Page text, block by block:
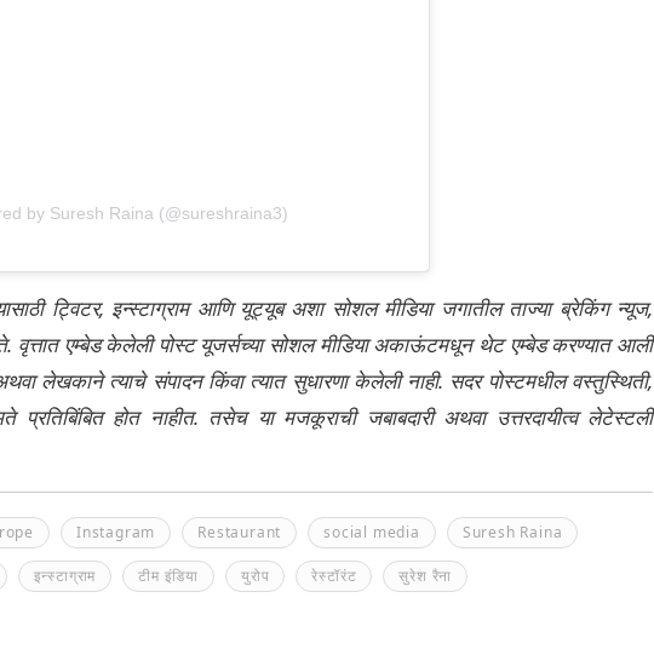
by Suresh Raina (@sureshraina3)
ट्विटर, इन्स्टाग्राम आणि यूट्यूब अशा सोशल मीडिया जगातील ताज्या ब्रेकिंग न्यूज,
वृत्तात एम्बेड केलेली पोस्ट यूजर्सच्या सोशल मीडिया अकाऊंटमधून थेट एम्बेड करण्यात आली
लेखकाने त्याचे संपादन किंवा त्यात सुधारणा केलेली नाही. सदर पोस्टमधील वस्तुस्थिती,
प्रतिबिंबित होत नाहीत. तसेच या मजकूराची जबाबदारी अथवा उत्तरदायीत्व लेटेस्टली
Instagram Restaurant social media Suresh Raina
इन्स्टाग्राम टीम इंडिया युरोप रेस्टॉरंट सुरेश रैना